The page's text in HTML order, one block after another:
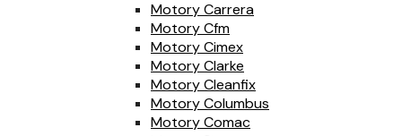
Motory Carrera
Motory Cfm
Motory Cimex
Motory Clarke
Motory Cleanfix
Motory Columbus
Motory Comac